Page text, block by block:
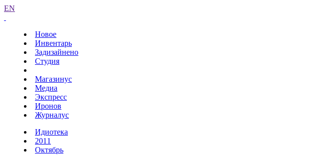
EN
Новое
Инвентарь
Задизайнено
Студия
Магазинус
Медиа
Экспресс
Иронов
Журналус
Идиотека
2011
Октябрь